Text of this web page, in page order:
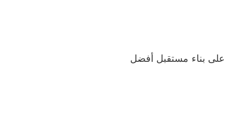
بناء مستقبل أفضل